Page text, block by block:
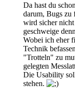
Da hast du
darum, Bugs zu
wird sicher
geschweige
Wobei ich eher
Technik
"Trotteln" zu
gelegten
Die Usability
stehen.